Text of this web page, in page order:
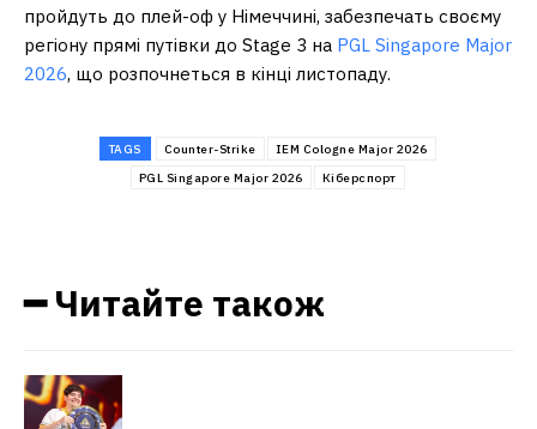
пройдуть до плей-оф у Німеччині, забезпечать своєму
регіону прямі путівки до Stage 3 на PGL Singapore Major
2026, що розпочнеться в кінці листопаду.
TAGS Counter-Strike
IEM Cologne Major 2026
PGL Singapore Major 2026
Кіберспорт
━ Читайте також